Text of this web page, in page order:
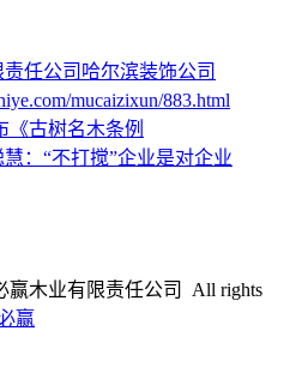
任公司 哈尔滨装饰公司
mucaizixun/883.html
《古树名木条例
：“不打搅”企业是对企业
赢木业有限责任公司 All rights
赢